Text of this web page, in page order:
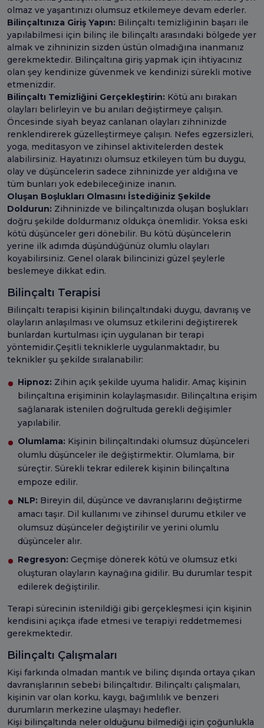
olmaz ve yaşantınızı olumsuz etkilemeye devam ederler.
Bilinçaltınıza Giriş Yapın: Bilinçaltı temizliğinin başarı ile
yapılabilmesi için bilinç ile bilinçaltı arasındaki bölgede yer
almak ve zihninizin sizden üstün olmadığına inanmanız
gerekmektedir. Bilinçaltına giriş yapmak için ihtiyacınız
olan şey kendinize güvenmek ve kendinizi sürekli motive
etmenizdir.
Bilinçaltı Temizliğini Gerçekleştirin: Kötü anı bırakan
olayları belirleyin ve bu anıları değiştirmeye çalışın.
Öncesinde siyah beyaz canlanan olayları zihninizde
renklendirerek güzelleştirmeye çalışın. Nefes egzersizleri,
yoga, meditasyon ve zihinsel aktivitelerden destek
alabilirsiniz. Hayatınızı olumsuz etkileyen tüm bu duygu,
olay ve düşüncelerin sadece zihninizde yer aldığına ve
tüm bunları yok edebileceğinize inanın.
Oluşan Boşlukları Olmasını İstediğiniz Şekilde
Doldurun: Zihninizde ve bilinçaltınızda oluşan boşlukları
doğru şekilde doldurmanız oldukça önemlidir. Yoksa eski
kötü düşünceler geri dönebilir. Bu kötü düşüncelerin
yerine ilk adımda düşündüğünüz olumlu olayları
koyabilirsiniz. Genel olarak bilincinizi güzel şeylerle
beslemeye dikkat edin.
Bilinçaltı Terapisi
Bilinçaltı terapisi kişinin bilinçaltındaki duygu, davranış ve
olayların anlaşılması ve olumsuz etkilerini değiştirerek
bunlardan kurtulması için uygulanan bir terapi
yöntemidir.Çeşitli tekniklerle uygulanmaktadır, bu
teknikler şu şekilde sıralanabilir:
Hipnoz: Zihin açık şekilde uyuma halidir. Amaç kişinin
bilinçaltına erişiminin kolaylaşmasıdır. Bilinçaltına erişim
sağlanarak istenilen doğrultuda gerekli değişimler
yapılabilir.
Olumlama: Kişinin bilinçaltındaki olumsuz düşünceleri
olumlu düşünceler ile değiştirmektir. Olumlama, bir
süreçtir. Sürekli tekrar edilerek kişinin bilinçaltına
empoze edilir.
NLP: Bireyin dil, düşünce ve davranışlarını değiştirme
amacı taşır. Dil kullanımı ve zihinsel durumu etkiler ve
olumsuz düşünceler değiştirilir ve yerini olumlu
düşünceler alır.
Regresyon: Geçmişe dönerek kötü ve olumsuz etki
oluşturan olayların kaynağına gidilir. Bu durumlar tespit
edilerek değiştirilir.
Terapi sürecinin istenildiği gibi gerçekleşmesi için kişinin
kendisini açıkça ifade etmesi ve terapiyi reddetmemesi
gerekmektedir.
Bilinçaltı Çalışmaları
Kişi farkında olmadan mantık ve bilinç dışında ortaya çıkan
davranışlarının sebebi bilinçaltıdır. Bilinçaltı çalışmaları,
kişinin var olan korku, kaygı, bağımlılık ve benzeri
durumların merkezine ulaşmayı hedefler.
Kişi bilinçaltında neler olduğunu bilmediği için çoğunlukla